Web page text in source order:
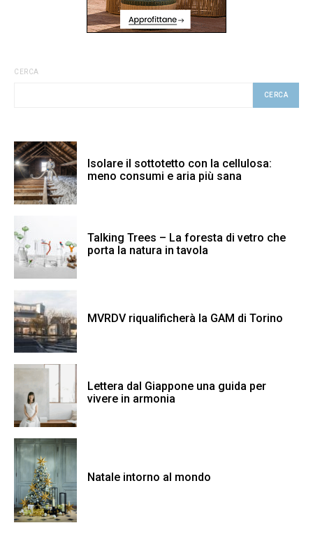
CERCA
CERCA
Isolare il sottotetto con la cellulosa:
meno consumi e aria più sana
Talking Trees – La foresta di vetro che
porta la natura in tavola
MVRDV riqualificherà la GAM di Torino
Lettera dal Giappone una guida per
vivere in armonia
Natale intorno al mondo